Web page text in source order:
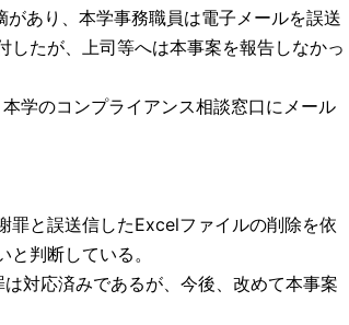
あり、本学事務職員は電子メールを誤送
たが、上司等へは本事案を報告しなかっ
学のコンプライアンス相談窓口にメール
と誤送信したExcelファイルの削除を依
判断している。
対応済みであるが、今後、改めて本事案